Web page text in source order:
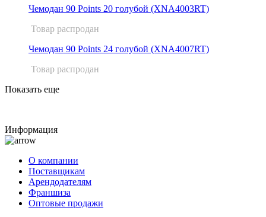
Чемодан 90 Points 20 голубой (XNA4003RT)
Товар распродан
Чемодан 90 Points 24 голубой (XNA4007RT)
Товар распродан
Показать еще
Информация
О компании
Поставщикам
Арендодателям
Франшиза
Оптовые продажи